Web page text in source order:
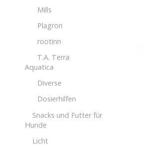
Mills
Plagron
rootinn
T.A. Terra
Aquatica
Diverse
Dosierhilfen
Snacks und Futter für
Hunde
Licht